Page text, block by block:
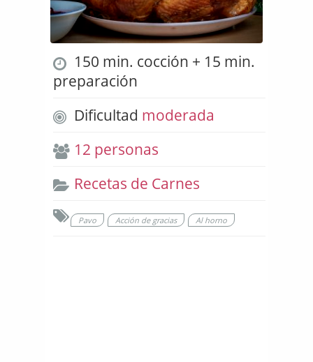
150 min. cocción + 15 min.
preparación
Dificultad moderada
12 personas
Recetas de Carnes
Pavo Acción de gracias Al horno